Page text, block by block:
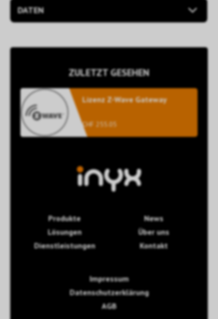
DATEN
ZULETZT GESEHEN
Lizenz Z-Wave Gateway
CHF 255.05
Produkte
Lösungen
Dienstleistungen
News
Über uns
Kontakt
Impressum
Datenschutzerklärung
AGB